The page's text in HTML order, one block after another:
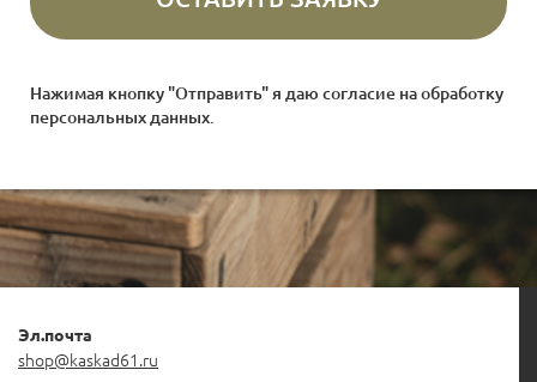
Нажимая кнопку "Отправить" я даю согласие наобработку
персональных данных
Эл.почта
shop@kaskad61.ru